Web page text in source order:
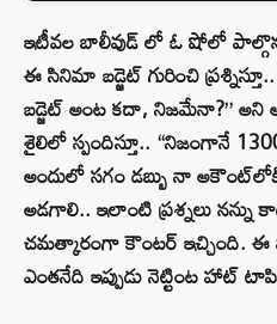
ఇటీవల బాలీవుడ్ లో ఓ షోలో
ఈ సినిమా బడ్జెట్ గురించి
బడ్జెట్ అంట కదా, నిజమేనా?” అని
శైలిలో స్పందిస్తూ.. “నిజంగానే
అందులో సగం డబ్బు నా
అడగాలి.. ఇలాంటి ప్రశ్నలు నన్ను
చమత్కారంగా కౌంటర్ ఇచ్చింది. ఈ
ఎంతనేది ఇప్పుడు నెట్టింట హాట్